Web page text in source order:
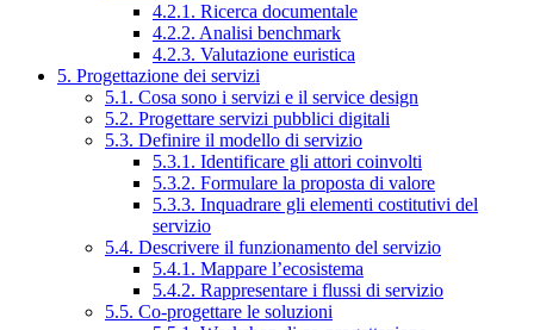
4.2.1. Ricerca documentale
4.2.2. Analisi benchmark
4.2.3. Valutazione euristica
5. Progettazione dei servizi
5.1. Cosa sono i servizi e il service design
5.2. Progettare servizi pubblici digitali
5.3. Definire il modello di servizio
5.3.1. Identificare gli attori coinvolti
5.3.2. Formulare la proposta di valore
5.3.3. Inquadrare gli elementi costitutivi del
servizio
5.4. Descrivere il funzionamento del servizio
5.4.1. Mappare l’ecosistema
5.4.2. Rappresentare i flussi di servizio
5.5. Co-progettare le soluzioni